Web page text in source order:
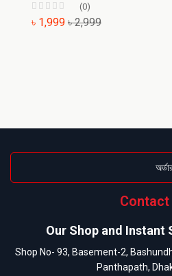
(0)
৳ 1,999 ৳ 2,999
Contact
Our Shop and Instant
Shop No- 93, Basement-2,
Panthapath,